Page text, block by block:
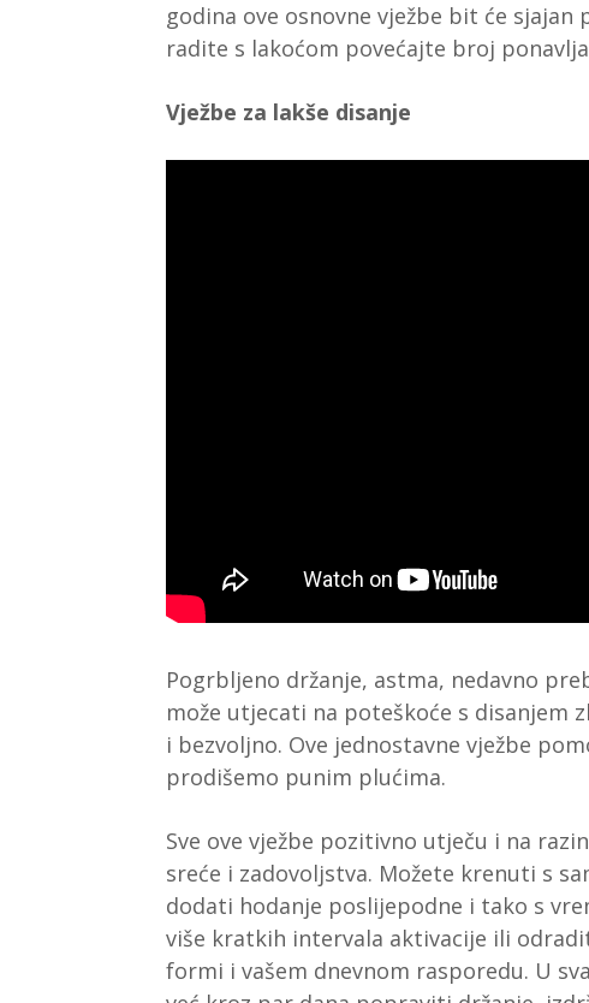
godina ove osnovne vježbe bit će sjajan
radite s lakoćom povećajte broj
Vježbe za lakše disanje
Pogrbljeno držanje, astma, nedavno
može utjecati na poteškoće s disanjem
i bezvoljno. Ove jednostavne vježbe
prodišemo punim plućima.
Sve ove vježbe pozitivno utječu i na
sreće i zadovoljstva. Možete krenuti s
dodati hodanje poslijepodne i tako s
više kratkih intervala aktivacije ili
formi i vašem dnevnom rasporedu. U